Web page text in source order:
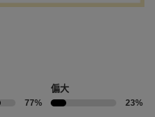
77%
偏大
23%